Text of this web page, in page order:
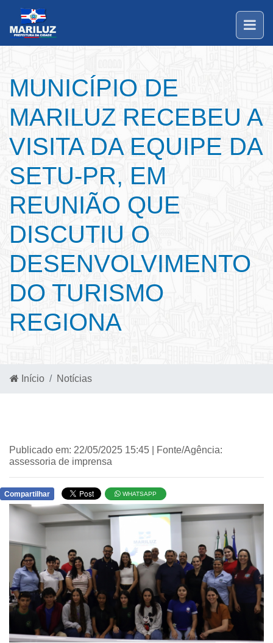
MUNICÍPIO DE
MARILUZ RECEBEU A
VISITA DA EQUIPE DA
SETU-PR, EM
REUNIÃO QUE
DISCUTIU O
DESENVOLVIMENTO
DO TURISMO
REGIONA
Início Notícias
Publicado em: 22/05/2025 15:45 | Fonte/Agência:
assessoria de imprensa
Compartilhar WHATSAPP